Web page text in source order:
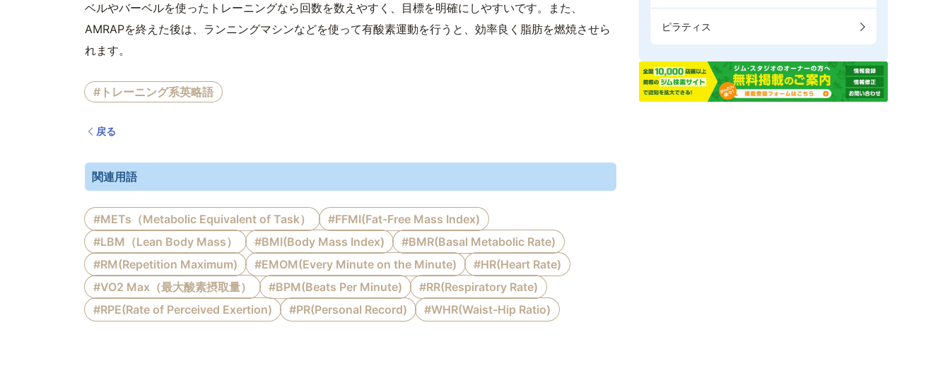
ベルやバーベルを使ったトレーニングなら回数を数えやすく、目標を明確にしやすいです。また、
AMRAPを終えた後は、ランニングマシンなどを使って有酸素運動を行うと、効率良く脂肪を燃焼させら
れます。
#トレーニング系英略語
戻る
関連用語
#METs（Metabolic Equivalent of Task）
#FFMI(Fat-Free Mass Index)
#LBM（Lean Body Mass）
#BMI(Body Mass Index)
#BMR(Basal Metabolic Rate)
#RM(Repetition Maximum)
#EMOM(Every Minute on the Minute)
#HR(Heart Rate)
#VO2 Max（最大酸素摂取量）
#BPM(Beats Per Minute)
#RR(Respiratory Rate)
#RPE(Rate of Perceived Exertion)
#PR(Personal Record) #WHR(Waist-Hip Ratio)
ピラティス